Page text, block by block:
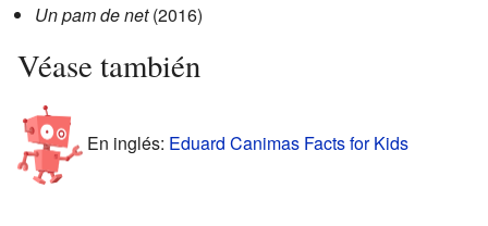
Un pam de net(2016)
Véase también
En inglés: Eduard Canimas Facts for Kids